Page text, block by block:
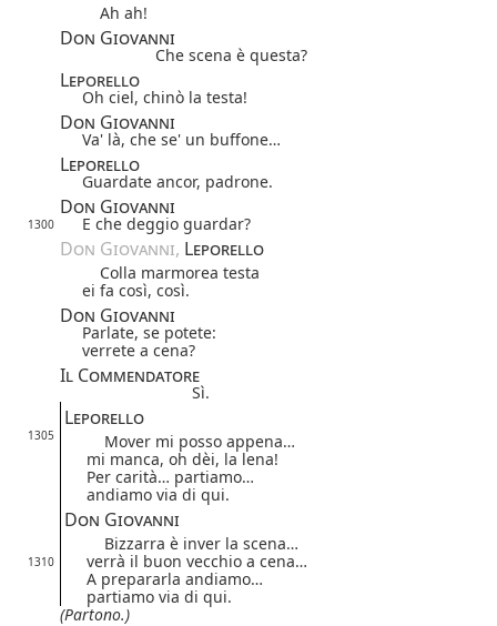
Ah ah!
Don Giovanni
Che scena è questa?
Leporello
Oh ciel, chinò la testa!
Don Giovanni
Va' là, che se' un buffone…
Leporello
Guardate ancor, padrone.
Don Giovanni
1300 E che deggio guardar?
Don Giovanni, Leporello
Colla marmorea testa
ei fa così, così.
Don Giovanni
Parlate, se potete:
verrete a cena?
Il Commendatore
Sì.
Leporello
1305
Mover mi posso appena…
mi manca, oh dèi, la lena!
Per carità… partiamo…
andiamo via di qui.
Don Giovanni
Bizzarra è inver la scena…
1310
verrà il buon vecchio a cena…
A prepararla andiamo…
partiamo via di qui.
(Partono.)